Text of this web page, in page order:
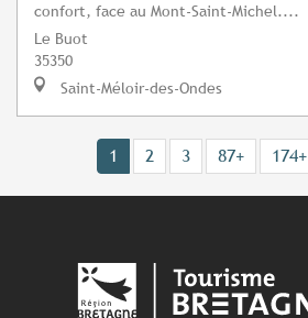
confort, face au Mont-Saint-Michel....
Le Buot
35350
Saint-Méloir-des-Ondes
1 2 3 87+ 174+